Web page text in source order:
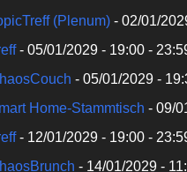
(Plenum) - 02/01/
- 05/01/2029 - 19:00 -
- 05/01/2029 -
Home-Stammtisch - 09/
- 12/01/2029 - 19:00 -
- 14/01/2029 -